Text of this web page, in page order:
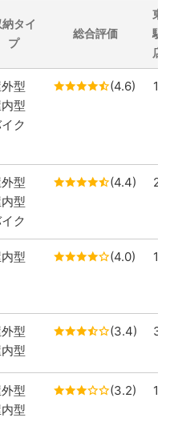
納タイ
プ
総合評価
東
駅
店
型
型
ク
(4.6) 1
型
型
ク
(4.4) 2
型 (4.0) 1
型
型
(3.4) 3
型
型
(3.2) 1